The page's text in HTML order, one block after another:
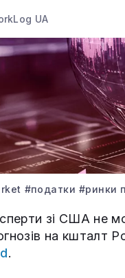
UA
#податки #ринки
зі США не
на кшталт
.